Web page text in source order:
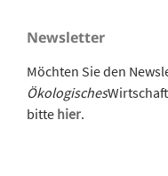
Newsletter
Möchten Sie den
Ökologisches
bitte hier.